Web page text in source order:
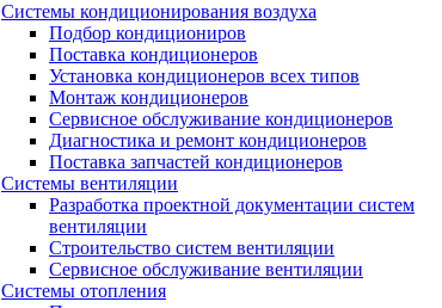
Системы кондиционирования воздуха
Подбор кондициониров
Поставка кондиционеров
Установка кондиционеров всех типов
Монтаж кондиционеров
Сервисное обслуживание кондиционеров
Диагностика и ремонт кондиционеров
Поставка запчастей кондиционеров
Системы вентиляции
Разработка проектной документации систем
вентиляции
Строительство систем вентиляции
Сервисное обслуживание вентиляции
Системы отопления